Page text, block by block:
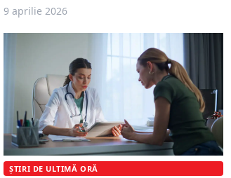
9 aprilie 2026
ȘTIRI DE ULTIMĂ ORĂ